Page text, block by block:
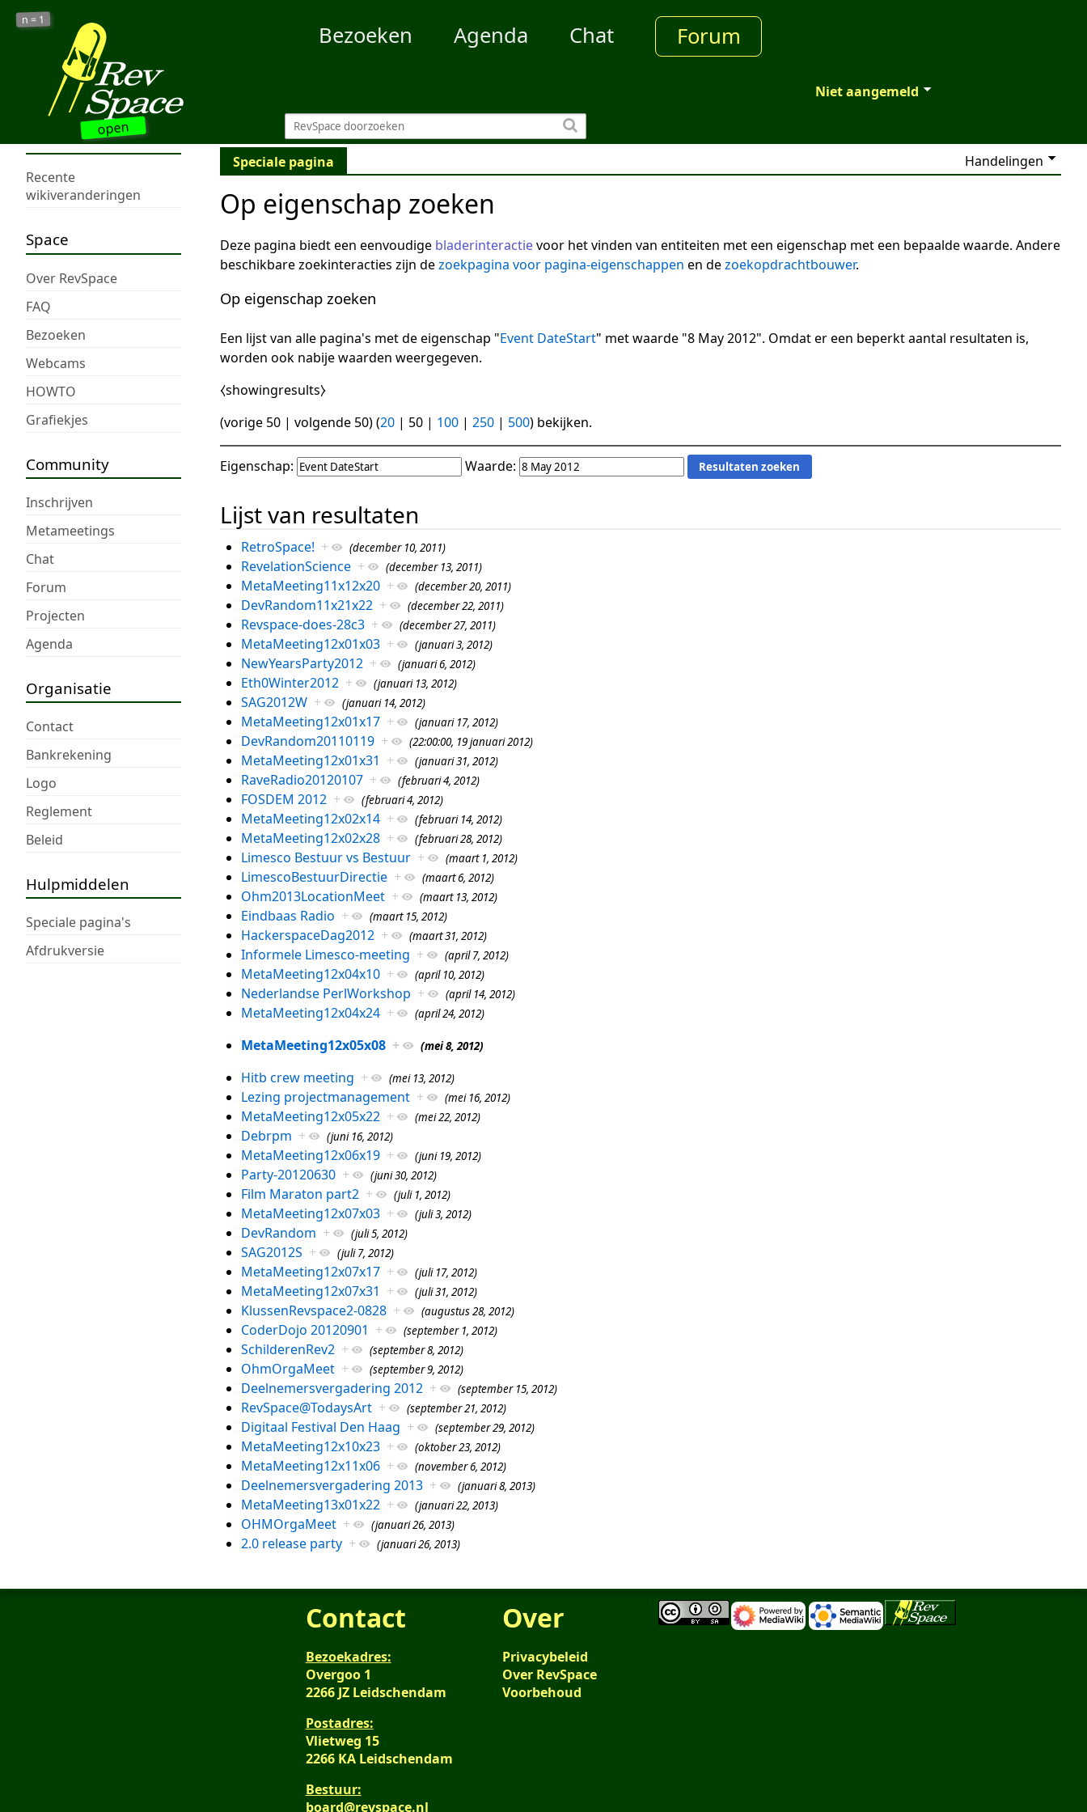
open
n = 1
Bezoeken Agenda Chat Forum
Niet aangemeld
Recente
wikiveranderingen
Space
Over RevSpace
FAQ
Bezoeken
Webcams
HOWTO
Grafiekjes
Community
Inschrijven
Metameetings
Chat
Forum
Projecten
Agenda
Organisatie
Contact
Bankrekening
Logo
Reglement
Beleid
Hulpmiddelen
Speciale pagina's
Afdrukversie
Speciale pagina Handelingen
Op eigenschap zoeken
Deze pagina biedt een eenvoudige bladerinteractievoor het vinden van entiteiten met een eigenschap met een bepaalde waarde. Andere
beschikbare zoekinteracties zijn dezoekpagina voor pagina-eigenschappen en dezoekopdrachtbouwer.
Op eigenschap zoeken
Een lijst van alle pagina's met de eigenschap "Event DateStart" met waarde "8 May 2012". Omdat er een beperkt aantal resultaten is,
worden ook nabije waarden weergegeven.
⧼showingresults⧽
(vorige 50 | volgende 50) (20 | 50 | 100 | 250 | 500) bekijken.
Eigenschap: Waarde:
Lijst van resultaten
RetroSpace! + (december 10, 2011)
RevelationScience + (december 13, 2011)
MetaMeeting11x12x20 + (december 20, 2011)
DevRandom11x21x22 + (december 22, 2011)
Revspace-does-28c3 + (december 27, 2011)
MetaMeeting12x01x03 + (januari 3, 2012)
NewYearsParty2012 + (januari 6, 2012)
Eth0Winter2012 + (januari 13, 2012)
SAG2012W + (januari 14, 2012)
MetaMeeting12x01x17 + (januari 17, 2012)
DevRandom20110119 + (22:00:00, 19 januari 2012)
MetaMeeting12x01x31 + (januari 31, 2012)
RaveRadio20120107 + (februari 4, 2012)
FOSDEM 2012 + (februari 4, 2012)
MetaMeeting12x02x14 + (februari 14, 2012)
MetaMeeting12x02x28 + (februari 28, 2012)
Limesco Bestuur vs Bestuur + (maart 1, 2012)
LimescoBestuurDirectie + (maart 6, 2012)
Ohm2013LocationMeet + (maart 13, 2012)
Eindbaas Radio + (maart 15, 2012)
HackerspaceDag2012 + (maart 31, 2012)
Informele Limesco-meeting + (april 7, 2012)
MetaMeeting12x04x10 + (april 10, 2012)
Nederlandse PerlWorkshop + (april 14, 2012)
MetaMeeting12x04x24 + (april 24, 2012)
MetaMeeting12x05x08 + (mei 8, 2012)
Hitb crew meeting + (mei 13, 2012)
Lezing projectmanagement + (mei 16, 2012)
MetaMeeting12x05x22 + (mei 22, 2012)
Debrpm + (juni 16, 2012)
MetaMeeting12x06x19 + (juni 19, 2012)
Party-20120630 + (juni 30, 2012)
Film Maraton part2 + (juli 1, 2012)
MetaMeeting12x07x03 + (juli 3, 2012)
DevRandom + (juli 5, 2012)
SAG2012S + (juli 7, 2012)
MetaMeeting12x07x17 + (juli 17, 2012)
MetaMeeting12x07x31 + (juli 31, 2012)
KlussenRevspace2-0828 + (augustus 28, 2012)
CoderDojo 20120901 + (september 1, 2012)
SchilderenRev2 + (september 8, 2012)
OhmOrgaMeet + (september 9, 2012)
Deelnemersvergadering 2012 + (september 15, 2012)
RevSpace@TodaysArt + (september 21, 2012)
Digitaal Festival Den Haag + (september 29, 2012)
MetaMeeting12x10x23 + (oktober 23, 2012)
MetaMeeting12x11x06 + (november 6, 2012)
Deelnemersvergadering 2013 + (januari 8, 2013)
MetaMeeting13x01x22 + (januari 22, 2013)
OHMOrgaMeet + (januari 26, 2013)
2.0 release party + (januari 26, 2013)
Contact
Bezoekadres:
Overgoo 1
2266 JZ Leidschendam
Postadres:
Vlietweg 15
2266 KA Leidschendam
Bestuur:
board@revspace.nl
Over
Privacybeleid
Over RevSpace
Voorbehoud